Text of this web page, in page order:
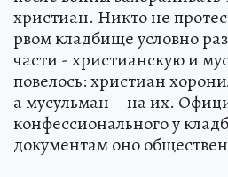
христиан. Никто не
рвом кладбище условно
части - христианскую и
повелось: христиан
а мусульман – на их.
конфессионального у
документам оно